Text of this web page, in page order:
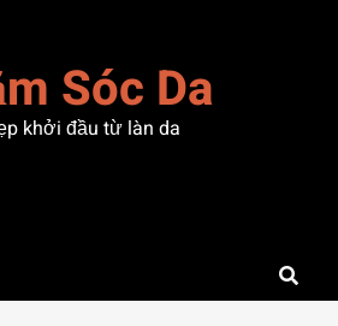
Sóc Da
khởi đầu từ làn da